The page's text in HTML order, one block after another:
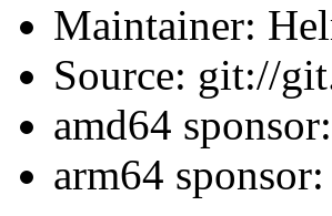
Maintainer:
Source: git://
amd64 sponsor:
arm64 sponsor: